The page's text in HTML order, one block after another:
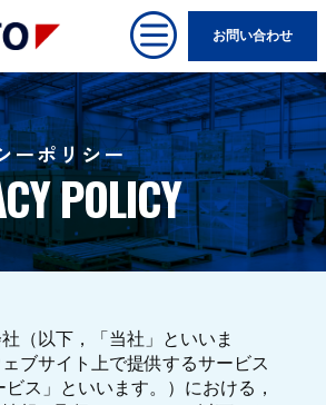
c お問い合わせ
ーポリシー
POLICY
（以下，「当社」といいま
ブサイト上で提供するサービス
ビス」といいます。）における，